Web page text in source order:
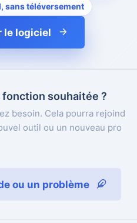
sans téléversement
le logiciel
souhaitée ?
besoin. Cela pourra rejoind
outil ou un nouveau pro
ou un problème